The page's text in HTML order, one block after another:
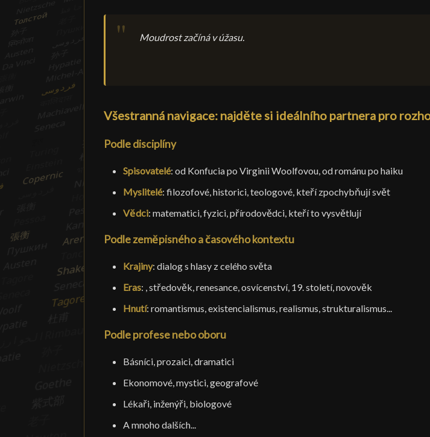
Moudrost začíná v úžasu.
Všestranná navigace: najděte si ideálního partnera pro
Podle disciplíny
Spisovatelé: od Konfucia po Virginii Woolfovou, od románu po haiku
Myslitelé: filozofové, historici, teologové, kteří zpochybňují svět
Vědci: matematici, fyzici, přírodovědci, kteří to vysvětlují
Podle zeměpisného a časového kontextu
Krajiny: dialog s hlasy z celého světa
Eras: , středověk, renesance, osvícenství, 19. století, novověk
Hnutí: romantismus, existencialismus, realismus, strukturalismus...
Podle profese nebo oboru
Básníci, prozaici, dramatici
Ekonomové, mystici, geografové
Lékaři, inženýři, biologové
A mnoho dalších...